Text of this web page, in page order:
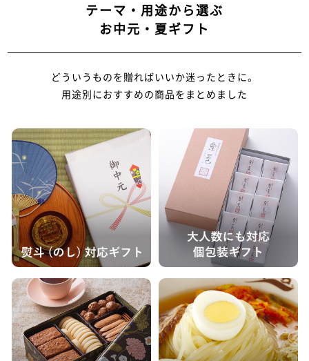
テーマ・用途から選ぶ
お中元・夏ギフト
どういうものを贈ればいいか迷ったときに。
用途別におすすめの商品をまとめました